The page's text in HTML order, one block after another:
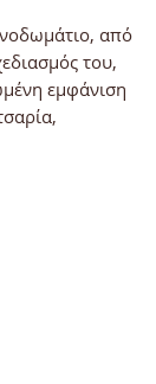
από
του,
εμφάνιση